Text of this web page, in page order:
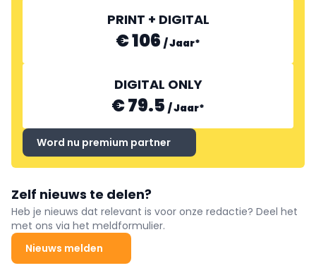
PRINT + DIGITAL
€ 106 /Jaar*
DIGITAL ONLY
€ 79.5 /Jaar*
Word nu premium partner
Zelf nieuws te delen?
Heb je nieuws dat relevant is voor onze redactie? Deel het
met ons via het meldformulier.
Nieuws melden